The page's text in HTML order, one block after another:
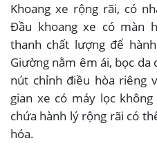
Khoang xe rộng rãi, có
Đầu khoang xe có màn
thanh chất lượng để
Giường nằm êm ái, bọc da
nút chỉnh điều hòa riêng
gian xe có máy lọc
chứa hành lý rộng rãi có
hóa.